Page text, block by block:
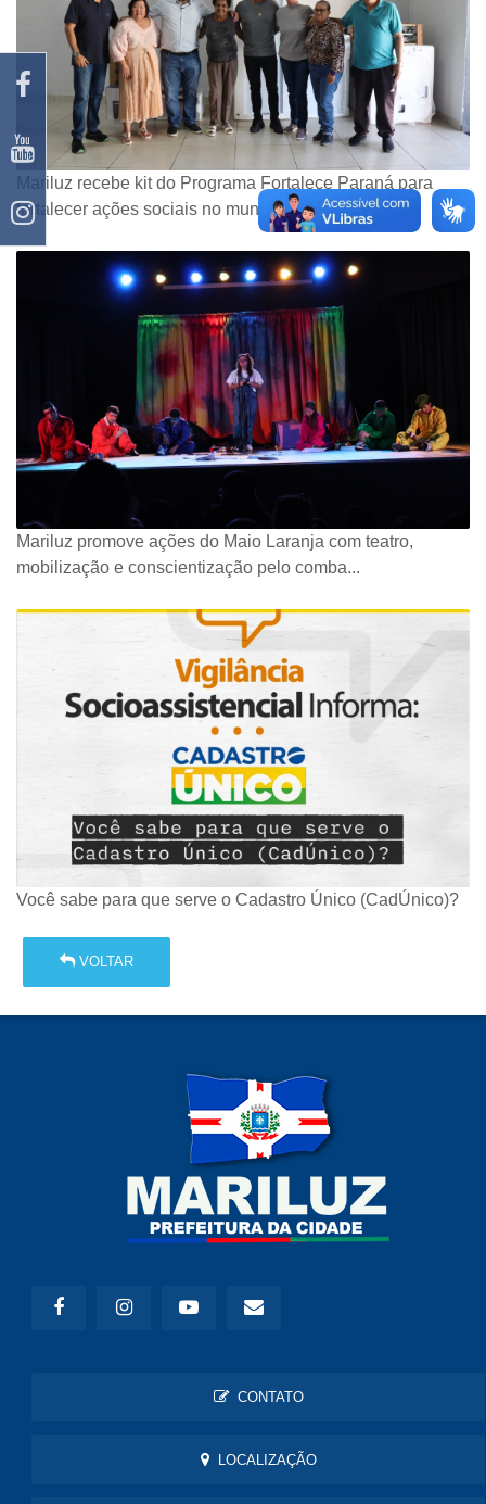
Mariluz recebe kit do Programa Fortalece Paraná para
fortalecer ações sociais no município
Mariluz promove ações do Maio Laranja com teatro,
mobilização e conscientização pelo comba...
Você sabe para que serve o Cadastro Único (CadÚnico)?
VOLTAR
CONTATO
LOCALIZAÇÃO